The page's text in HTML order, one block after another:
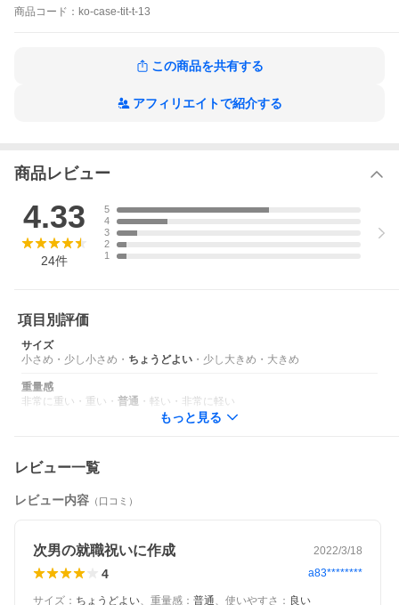
商品 コード： ko-case-tit-t-13
この商品を共有する
アフィリエイトで紹介する
商品レビュー
4.33
24件
5
4
3
2
1
項目別評価
サイズ
小さめ ・ 少し小さめ ・ ちょうどよい ・ 少し大きめ ・ 大きめ
重量感
非常に重い ・ 重い ・ 普通 ・ 軽い ・ 非常に軽い
もっと見る
レビュー一覧
レビュー内容 （口コミ）
次男の就職祝いに作成 2022/3/18
4 a83********
サイズ ： ちょうどよい、 重量感 ： 普通、 使いやすさ ： 良い